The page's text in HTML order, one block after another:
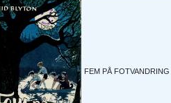
FEM PÅ FOTVANDRING